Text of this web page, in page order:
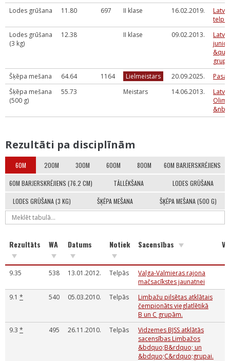
Lodes grūšana
11.80 697 II klase 16.02.2019.
Lodes grūšana
(3 kg)
12.38 II klase 09.02.2013.
Šķēpa mešana
64.64 1164 Lielmeistars 20.09.2025.
Šķēpa mešana
(500 g)
55.73 Meistars 14.06.2013.
Rezultāti pa disciplīnām
60M 200M 300M 600M 800M 60M BARJERSKRĒJIENS
60M BARJERSKRĒJIENS (76.2 CM) TĀLLĒKŠANA LODES GRŪŠANA
LODES GRŪŠANA (3 KG) ŠĶĒPA MEŠANA ŠĶĒPA MEŠANA (500 G)
Rezultāts WA Datums Notiek Sacensības
9.35 538 13.01.2012. Telpās
Valga-Valmieras rajona
mačsacīkstes jaunatnei
9.1 * 540 05.03.2010. Telpās
Limbažu pilsētas atklātais
čempionāts vieglatlētikā
B un C grupām.
9.3 * 495 26.11.2010. Telpās
Vidzemes BJSS atklātās
sacensības Limbažos
&bdquo;B&rdquo; un
&bdquo;C&rdquo;grupai.